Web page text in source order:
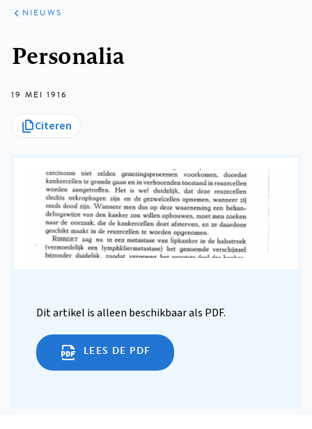
ARTIKELEN
HET
KORT
NIEUWS
Personalia
19 MEI 1916
Citeren
Dit artikel is alleen beschikbaar als PDF.
LEES DE PDF